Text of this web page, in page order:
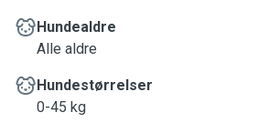
Hundealdre
Alle aldre
Hundestørrelser
0-45 kg